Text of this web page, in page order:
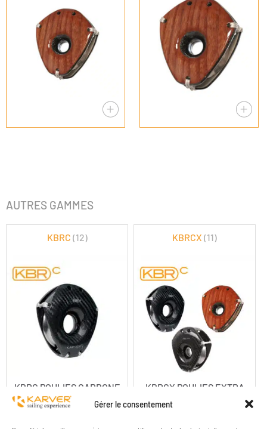
Gérer le consentement
AUTRES GAMMES
KBRC POULIES CARBONE
KBRC (12)
KBRCX POULIES EXTRA
KBRCX(11)